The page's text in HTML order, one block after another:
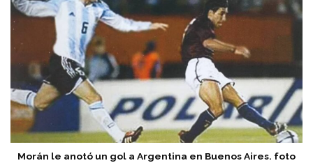
Morán le anotó un gol a Argentina en Buenos Aires. foto